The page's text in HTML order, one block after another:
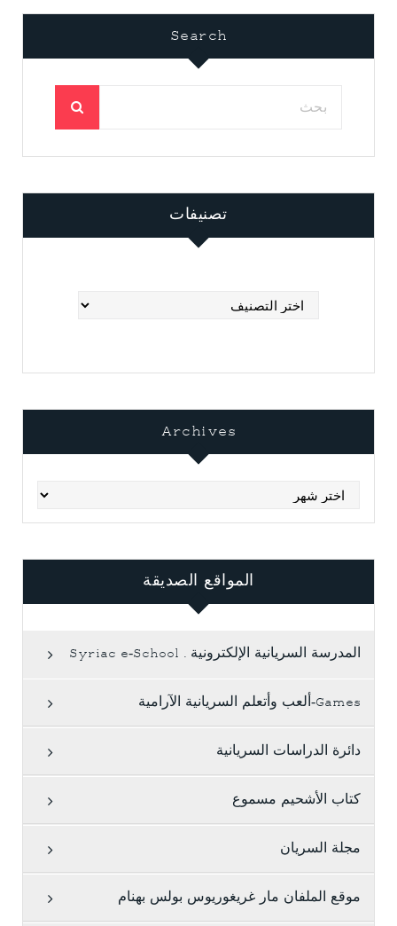
Search
تصنيفات
Archives
Archives
المواقع الصديقة
المدرسة السريانية الإلكترونية . Syriac e-School
Games-ألعب وأتعلم السريانية الآرامية
دائرة الدراسات السريانية
كتاب الأشحيم مسموع
مجلة السريان
موقع الملفان مار غريغوريوس بولس بهنام